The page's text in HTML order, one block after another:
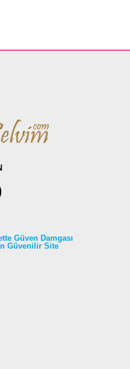
Güven Damgası
Güvenilir Site